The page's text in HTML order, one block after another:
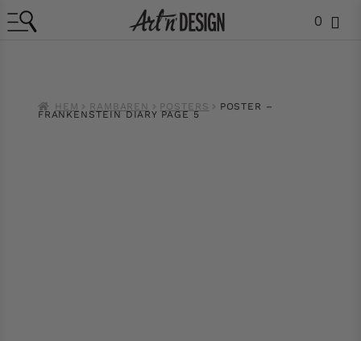
0
HEM RAMBAREN POSTERS POSTER –
FRANKENSTEIN DIARY PAGE 5